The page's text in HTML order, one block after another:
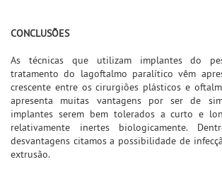
CONCLUSÕES
As técnicas que utilizam implantes do
tratamento do lagoftalmo paralítico vêm
crescente entre os cirurgiões plásticos e
apresenta muitas vantagens por ser de
implantes serem bem tolerados a curto e
relativamente inertes biologicamente.
desvantagens citamos a possibilidade de
extrusão.